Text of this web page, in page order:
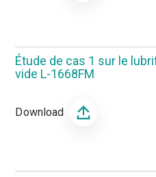
Étude de cas 1 sur le
vide L-1668FM
Download